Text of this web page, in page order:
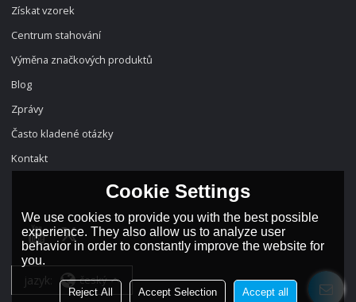
Získat vzorek
Centrum stahování
Výměna značkových produktů
Blog
Zprávy
Často kladené otázky
Kontakt
jazyk: český
Cookie Settings
We use cookies to provide you with the best possible
experience. They also allow us to analyze user
behavior in order to constantly improve the website for
you.
Reject All Accept Selection Accept all